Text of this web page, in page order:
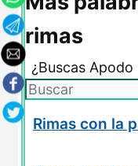
rimas
¿Buscas Apodo
Rimas con la